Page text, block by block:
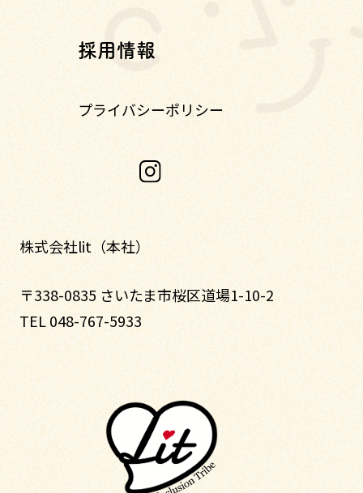
採用情報
プライバシーポリシー
株式会社lit（本社）
〒338-0835 さいたま市桜区道場1-10-2
TEL 048-767-5933